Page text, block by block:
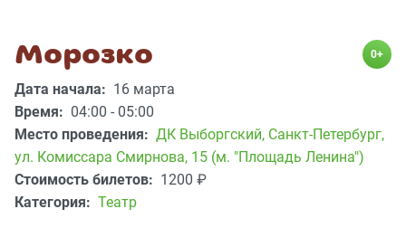
Морозко 0+
Дата начала: 16 марта
Время: 04:00 - 05:00
Место проведения: ДК Выборгский, Санкт-Петербург,
ул. Комиссара Смирнова, 15 (м. "Площадь Ленина")
Стоимость билетов: 1200 ₽
Категория: Театр